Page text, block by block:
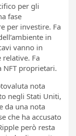
per gli
fase
per investire. Fa
in
vanno in
relative. Fa
NFT proprietari.
nota
negli Stati Uniti,
da una nota
che ha accusato
però resta